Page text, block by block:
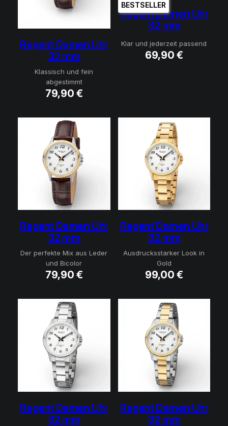
Regent Damen Uhr
32 mm
Klassisch und fein
abgestimmt
79,90 €
BESTSELLER
Regent Damen Uhr
32 mm
Klar und jederzeit passend
69,90 €
Regent Damen Uhr
32 mm
Der perfekte Mix aus Leder
und Bicolor
79,90 €
Regent Damen Uhr
32 mm
Ausdrucksstarker Look in
Gold
99,00 €
Regent Damen Uhr
32 mm
Regent Damen Uhr
32 mm